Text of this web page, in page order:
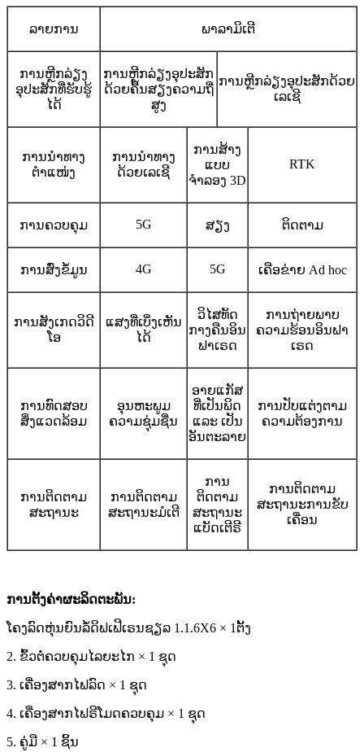
ລາຍການ ພາລາມິເຕີ
ການຫຼີກລ່ຽງ
ອຸປະສັກທີ່ຮັບຮູ້
ໄດ້
ການຫຼີກລ່ຽງອຸປະສັກ
ດ້ວຍຄື້ນສຽງຄວາມຖີ່
ສູງ
ການຫຼີກລ່ຽງອຸປະສັກດ້ວຍ
ເລເຊີ
ການນຳທາງ
ຕຳແໜ່ງ
ການນຳທາງ
ດ້ວຍເລເຊີ
ການສ້າງ
ແບບ
ຈຳລອງ 3D
RTK
ການຄວບຄຸມ 5G ສຽງ ຕິດຕາມ
ການສົ່ງຂໍ້ມູນ 4G 5G ເຄືອຂ່າຍ Ad hoc
ການສັງເກດວິດີ
ໂອ
ແສງທີ່ເບິ່ງເຫັນ
ໄດ້
ວິໄສທັດ
ກາງຄືນອິນ
ຟາເຣດ
ການຖ່າຍພາບ
ຄວາມຮ້ອນອິນຟາ
ເຣດ
ການທົດສອບ
ສິ່ງແວດລ້ອມ
ອຸນຫະພູມ
ຄວາມຊຸ່ມຊື່ນ
ອາຍແກັສ
ທີ່ເປັນພິດ
ແລະ ເປັນ
ອັນຕະລາຍ
ການປັບແຕ່ງຕາມ
ຄວາມຕ້ອງການ
ການຕິດຕາມ
ສະຖານະ
ການຕິດຕາມ
ສະຖານະມໍເຕີ
ການ
ຕິດຕາມ
ສະຖານະ
ແບັດເຕີຣີ
ການຕິດຕາມ
ສະຖານະການຂັບ
ເຄື່ອນ
ການຕັ້ງຄ່າຜະລິດຕະພັນ:
ໂຄງລົດຫຸ່ນຍົນລໍ້ດິຟເຟີເຣນຊຽລ 1.1.6X6 × 1 ຕັ້ງ
2. ຂົ້ວຕໍ່ຄວບຄຸມໄລຍະໄກ × 1 ຊຸດ
3. ເຄື່ອງສາກໄຟລົດ × 1 ຊຸດ
4. ເຄື່ອງສາກໄຟຣີໂມດຄວບຄຸມ × 1 ຊຸດ
5. ຄູ່ມື × 1 ຊິ້ນ